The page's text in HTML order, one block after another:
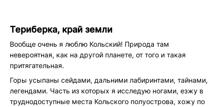
Териберка, край земли
Вообще очень я люблю Кольский! Природа там
невероятная, как на другой планете, от того и такая
притягательная.
Горы усыпаны сейдами, дальними лабиринтами, тайнами,
легендами. Часть из которых я исследую ногами, езжу в
труднодоступные места Кольского полуострова, хожу по